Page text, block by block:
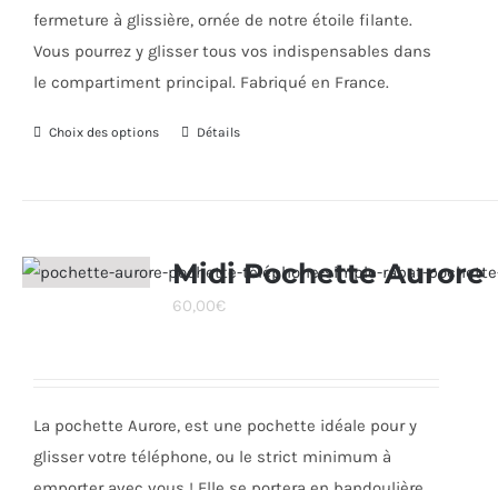
fermeture à glissière, ornée de notre étoile filante.
Vous pourrez y glisser tous vos indispensables dans
le compartiment principal. Fabriqué en France.
Choix des options
Ce
variations.
Les
Détails
Midi Pochette Aurore
60,00€
La pochette Aurore, est une pochette idéale pour y
glisser votre téléphone, ou le strict minimum à